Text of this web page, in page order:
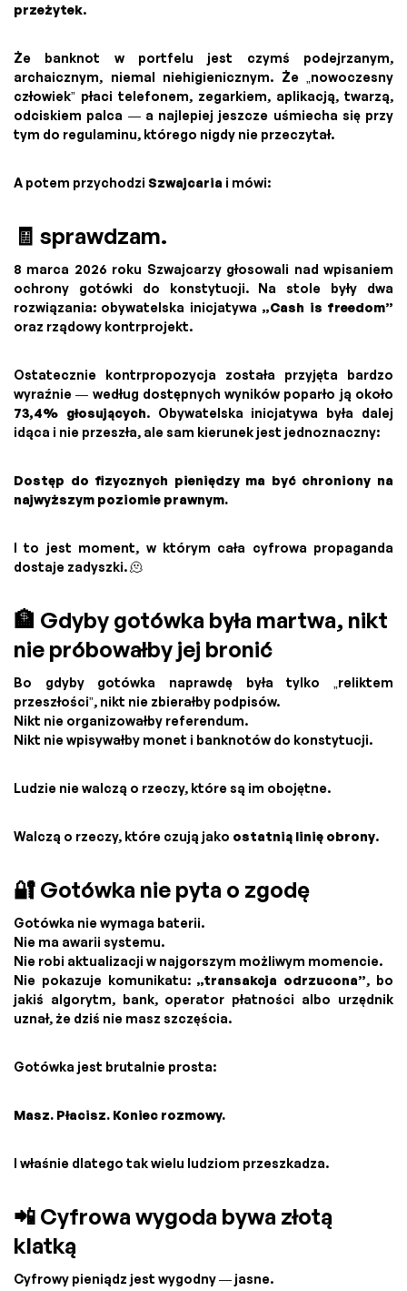
przeżytek.
Że banknot w portfelu jest czymś podejrzanym,
archaicznym, niemal niehigienicznym. Że „nowoczesny
człowiek” płaci telefonem, zegarkiem, aplikacją, twarzą,
odciskiem palca — a najlepiej jeszcze uśmiecha się przy
tym do regulaminu, którego nigdy nie przeczytał.
A potem przychodzi Szwajcaria i mówi:
🧾 sprawdzam.
8 marca 2026 roku Szwajcarzy głosowali nad wpisaniem
ochrony gotówki do konstytucji. Na stole były dwa
rozwiązania: obywatelska inicjatywa „Cash is freedom”
oraz rządowy kontrprojekt.
Ostatecznie kontrpropozycja została przyjęta bardzo
wyraźnie — według dostępnych wyników poparło ją około
73,4% głosujących. Obywatelska inicjatywa była dalej
idąca i nie przeszła, ale sam kierunek jest jednoznaczny:
Dostęp do fizycznych pieniędzy ma być chroniony na
najwyższym poziomie prawnym.
I to jest moment, w którym cała cyfrowa propaganda
dostaje zadyszki. 🫠
🏦 Gdyby gotówka była martwa, nikt
nie próbowałby jej bronić
Bo gdyby gotówka naprawdę była tylko „reliktem
przeszłości”, nikt nie zbierałby podpisów.
Nikt nie organizowałby referendum.
Nikt nie wpisywałby monet i banknotów do konstytucji.
Ludzie nie walczą o rzeczy, które są im obojętne.
Walczą o rzeczy, które czują jako ostatnią linię obrony.
🔐 Gotówka nie pyta o zgodę
Gotówka nie wymaga baterii.
Nie ma awarii systemu.
Nie robi aktualizacji w najgorszym możliwym momencie.
Nie pokazuje komunikatu: „transakcja odrzucona”, bo
jakiś algorytm, bank, operator płatności albo urzędnik
uznał, że dziś nie masz szczęścia.
Gotówka jest brutalnie prosta:
Masz. Płacisz. Koniec rozmowy.
I właśnie dlatego tak wielu ludziom przeszkadza.
📲 Cyfrowa wygoda bywa złotą
klatką
Cyfrowy pieniądz jest wygodny — jasne.